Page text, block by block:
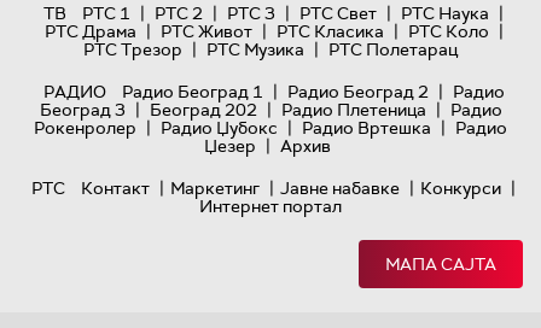
ТВ
РТС 1 | РТС 2 | РТС 3 | РТС Свет | РТС Наука |
РТС Драма | РТС Живот | РТС Класика | РТС Коло |
РТС Трезор | РТС Музика | РТС Полетарац
РАДИО
Радио Београд 1 | Радио Београд 2 | Радио
Београд 3 | Београд 202 | Радио Плетеница | Радио
Рокенролер | Радио Џубокс | Радио Вртешка | Радио
Џезер | Архив
РТС
Контакт | Маркетинг | Јавне набавке | Конкурси |
Интернет портал
МАПА САЈТА